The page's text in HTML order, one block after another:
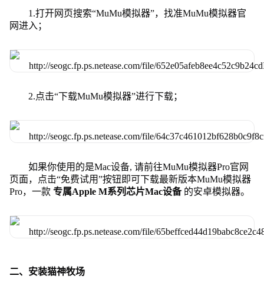
1.打开网页搜索“MuMu模拟器”，找准MuMu模拟器官
网进入；
2.点击“下载MuMu模拟器”进行下载；
如果你使用的是Mac设备, 请前往MuMu模拟器Pro官网
页面，点击“免费试用”按钮即可下载最新版本MuMu模拟器
Pro，一款 专属Apple M系列芯片Mac设备 的安卓模拟器。
二、安装猫神牧场